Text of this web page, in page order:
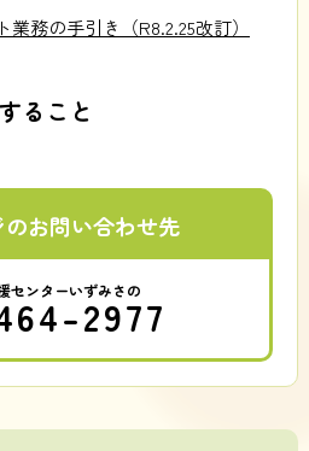
務の手引き（R8.2.25改訂）
ること
のお問い合わせ先
センターいずみさの
2977